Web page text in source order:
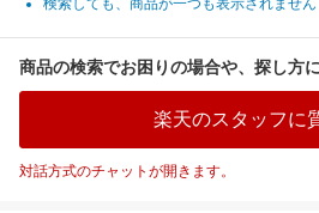
検索しても、商品が一つも表示されません
商品の検索でお困りの場合や、探し方
楽天のスタッフに
対話方式のチャットが開きます。